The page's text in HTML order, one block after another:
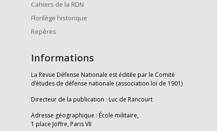
Cahiers de la RDN
Florilège historique
Repères
Informations
La Revue Défense Nationale est éditée par le Comité
d’études de défense nationale (association loi de 1901)
Directeur de la publication : Luc de Rancourt
Adresse géographique : École militaire,
1 place Joffre, Paris VII